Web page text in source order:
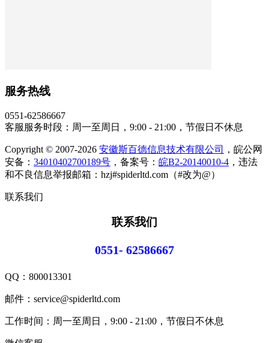
服务热线
0551-62586667
客服服务时段：周一至周日，9:00 - 21:00，节假日不休息
Copyright © 2007-2026 安徽斯百德信息技术有限公司
，皖公网
安备： 34010402700189号 ，备案号： 皖B2-20140010-4 ，违法
和不良信息举报邮箱：hzj#spiderltd.com（#改为@）
联系我们
联系我们
0551- 62586667
QQ： 800013301
邮件：service@spiderltd.com
工作时间：周一至周日，9:00 - 21:00，节假日不休息